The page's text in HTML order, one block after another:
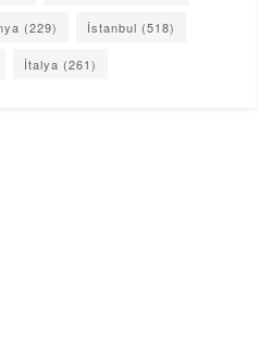
(229) İstanbul (518)
İtalya (261)